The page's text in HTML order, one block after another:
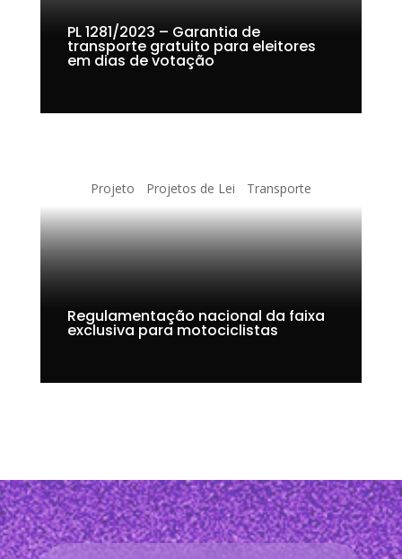
PL 1281/2023 – Garantia de
transporte gratuito para eleitores
em dias de votação
Projeto Projetos de Lei Transporte
Regulamentação nacional da faixa
exclusiva para motociclistas